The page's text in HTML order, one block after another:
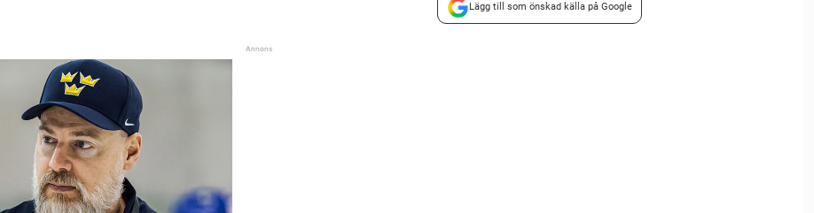
Lägg till som önskad källa på Google